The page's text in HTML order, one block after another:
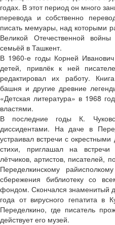
годах. В этот период он много
перевода и собственно
писать мемуары, над которыми
Великой Отечественной
семьёй в Ташкент.
В 1960-е годы Корней
детей, привлёк к ней
редактировал их работу.
башня и другие древние
«Детская литература» в 1968
властями.
В последние годы К.
диссидентами. На даче в
устраивал встречи с
стихи, приглашал на
лётчиков, артистов, писателей,
Переделкинскому
сбережения библиотеку со
фондом. Скончался знаменитый
года от вирусного гепатита в
Переделкино, где писатель
действует его музей.